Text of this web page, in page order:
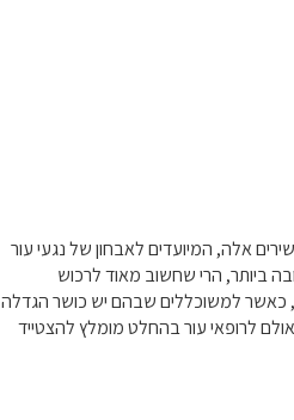
אלה, המיועדים לאבחון של נגעי עור
ביותר, הרי שחשוב מאוד לרכוש
כאשר למשוכללים שבהם יש כושר הגדלה
לרופאי עור בהחלט מומלץ להצטייד